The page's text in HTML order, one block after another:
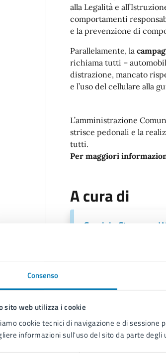
Consenso
sito web utilizza i cookie
cookie tecnici di navigazione e di
informazioni sull'uso del sito da parte degli
alla Legalità e
comportamenti
e la prevenzione di
Parallelamente, la
richiama tutti –
distrazione, mancato
e l’uso del cellulare alla
L’amministrazione
strisce pedonali e la
tutti.
Per maggiori
A cura di
Servizio Stampa e
12/2025, 20:36